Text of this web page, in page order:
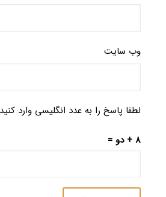
وب‌ سایت
لطفا پاسخ را به عدد انگلیسی وارد کنید:
8 + دو =